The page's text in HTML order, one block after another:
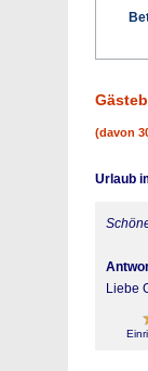
(davon
Urlaub
Liebe